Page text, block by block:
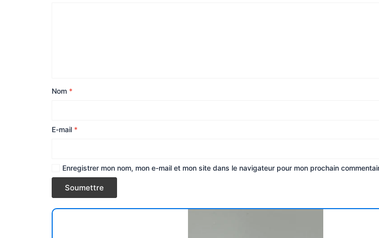
Nom *
E-mail *
Enregistrer mon nom, mon e-mail et mon site dans le navigateur pour mon prochain